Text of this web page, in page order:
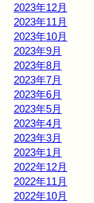
2023年12月
2023年11月
2023年10月
2023年9月
2023年8月
2023年7月
2023年6月
2023年5月
2023年4月
2023年3月
2023年1月
2022年12月
2022年11月
2022年10月